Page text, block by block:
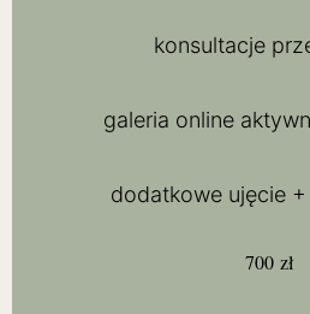
konsultacje
galeria online
dodatkowe ujęcie +
700 zł